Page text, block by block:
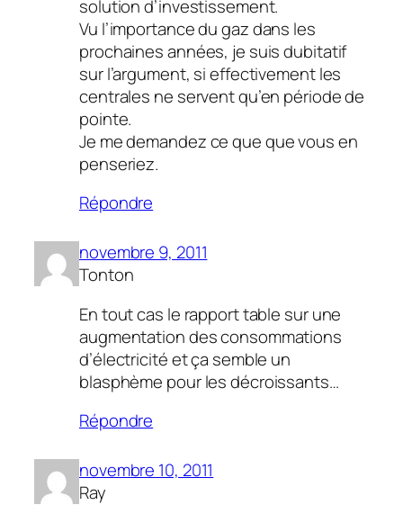
solution d’investissement.
Vu l’importance du gaz dans les
prochaines années, je suis dubitatif
sur l’argument, si effectivement les
centrales ne servent qu’en période de
pointe.
Je me demandez ce que que vous en
penseriez.
Répondre
novembre 9, 2011
Tonton
En tout cas le rapport table sur une
augmentation des consommations
d’électricité et ça semble un
blasphème pour les décroissants…
Répondre
novembre 10, 2011
Ray